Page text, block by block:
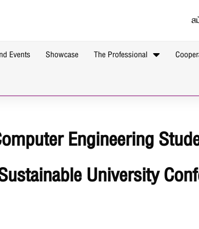
ส
Events Showcase The Professional
Engineering
University